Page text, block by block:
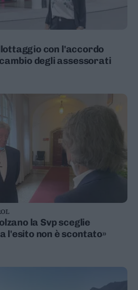
con l'accordo
degli assessorati
la Svp sceglie
l'esito non è scontato»